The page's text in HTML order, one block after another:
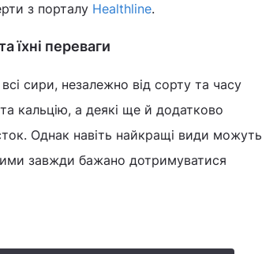
з порталу Healthline.
їхні переваги
сири, незалежно від сорту та часу
кальцію, а деякі ще й додатково
Однак навіть найкращі види можуть
завжди бажано дотримуватися